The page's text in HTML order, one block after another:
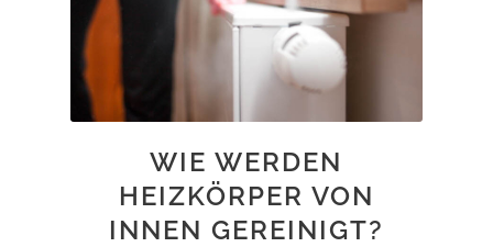
WIE WERDEN
HEIZKÖRPER VON
INNEN GEREINIGT?